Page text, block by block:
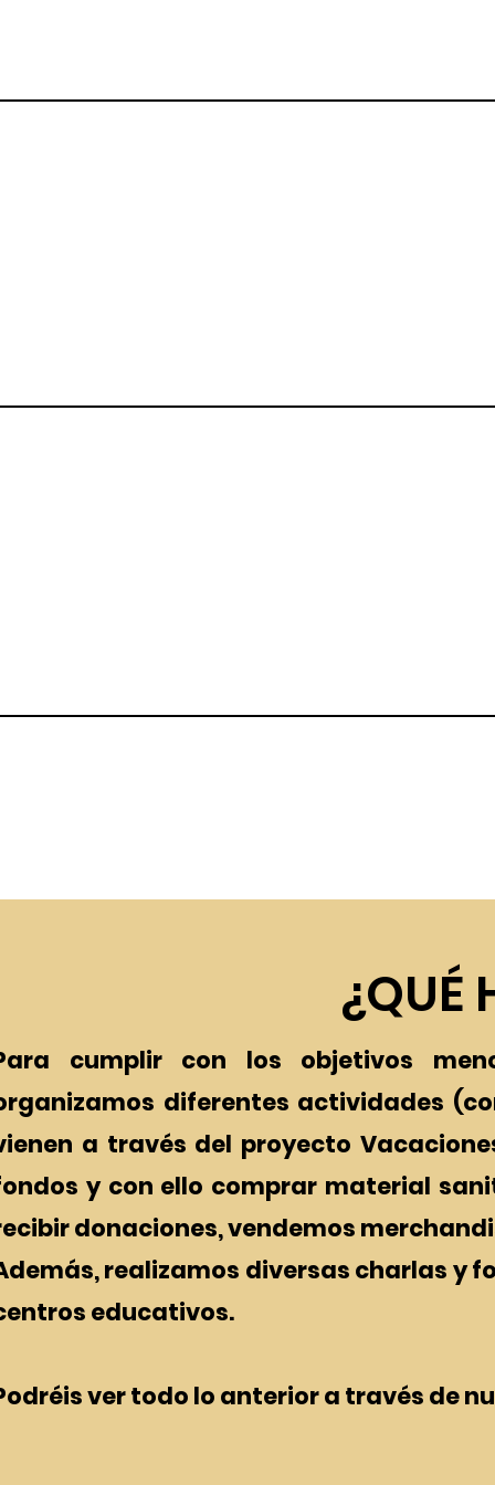
¿QUÉ
cumplir con los objetivos
diferentes actividades
a través del proyecto
y con ello comprar material
donaciones, vendemos
realizamos diversas charlas y
educativos.
ver todo lo anterior a través de